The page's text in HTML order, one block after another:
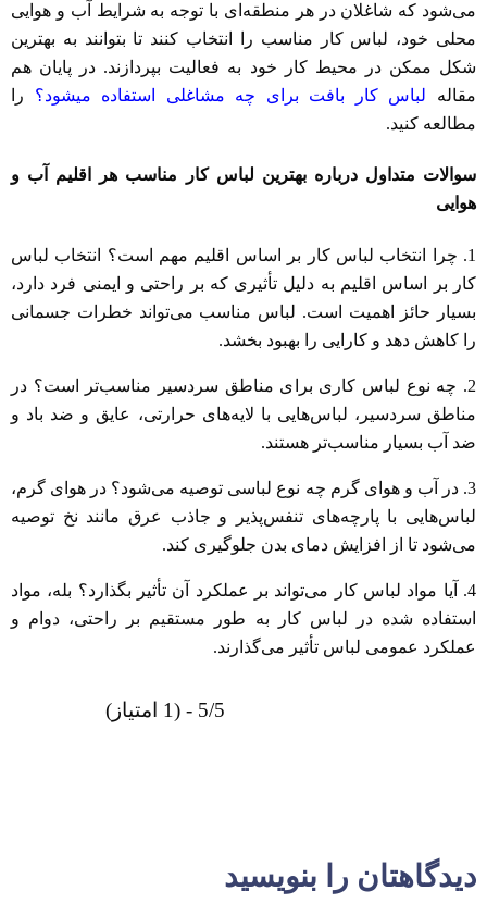
می‌شود که شاغلان در هر منطقه‌ای با توجه به شرایط آب و هوایی
محلی خود، لباس کار مناسب را انتخاب کنند تا بتوانند به بهترین
شکل ممکن در محیط کار خود به فعالیت بپردازند. در پایان هم
مقاله لباس کار بافت برای چه مشاغلی استفاده میشود؟ را
مطالعه کنید.
سوالات متداول درباره بهترین لباس کار مناسب هر اقلیم آب و
هوایی
1. چرا انتخاب لباس کار بر اساس اقلیم مهم است؟ انتخاب لباس
کار بر اساس اقلیم به دلیل تأثیری که بر راحتی و ایمنی فرد دارد،
بسیار حائز اهمیت است. لباس مناسب می‌تواند خطرات جسمانی
را کاهش دهد و کارایی را بهبود بخشد.
2. چه نوع لباس کاری برای مناطق سردسیر مناسب‌تر است؟ در
مناطق سردسیر، لباس‌هایی با لایه‌های حرارتی، عایق و ضد باد و
ضد آب بسیار مناسب‌تر هستند.
3. در آب و هوای گرم چه نوع لباسی توصیه می‌شود؟ در هوای گرم،
لباس‌هایی با پارچه‌های تنفس‌پذیر و جاذب عرق مانند نخ توصیه
می‌شود تا از افزایش دمای بدن جلوگیری کند.
4. آیا مواد لباس کار می‌تواند بر عملکرد آن تأثیر بگذارد؟ بله، مواد
استفاده شده در لباس کار به طور مستقیم بر راحتی، دوام و
عملکرد عمومی لباس تأثیر می‌گذارند.
5/5 - (1 امتیاز)
دیدگاهتان را بنویسید